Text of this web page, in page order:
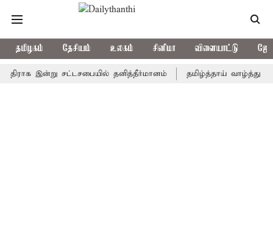
தமிழகம் தேசியம் உலகம் சினிமா விளையாட்டு
இன்று சட்டசபையில் தனித்தீர்மானம் தமிழ்த்தாய் வாழ்த்து